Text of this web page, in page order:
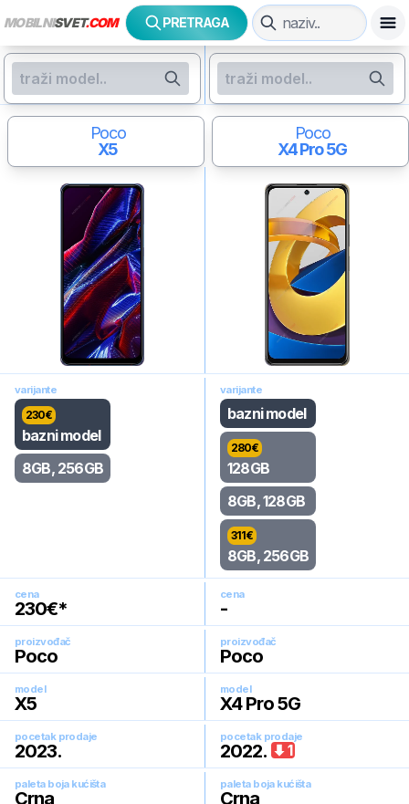
MOBILNISVET.COM PRETRAGA
Poco
X5
Poco
X4 Pro 5G
varijante
230€
bazni model
8GB, 256GB
varijante
bazni model
280€
128GB
8GB, 128GB
311€
8GB, 256GB
cena
230€*
cena
-
proizvođač
Poco
proizvođač
Poco
model
X5
model
X4 Pro 5G
pocetak prodaje
2023.
pocetak prodaje
2022. 1
paleta boja kućišta
Crna
paleta boja kućišta
Crna